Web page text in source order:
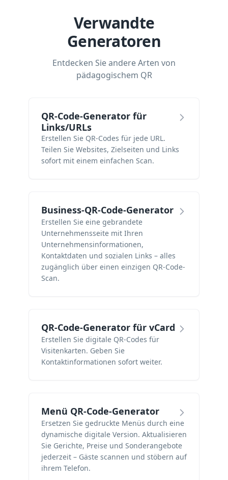
Verwandte
Generatoren
Entdecken Sie andere Arten von
pädagogischem QR
QR-Code-Generator für
Links/URLs
Erstellen Sie QR-Codes für jede URL.
Teilen Sie Websites, Zielseiten und Links
sofort mit einem einfachen Scan.
Business-QR-Code-Generator
Erstellen Sie eine gebrandete
Unternehmensseite mit Ihren
Unternehmensinformationen,
Kontaktdaten und sozialen Links – alles
zugänglich über einen einzigen QR-Code-
Scan.
QR-Code-Generator für vCard
Erstellen Sie digitale QR-Codes für
Visitenkarten. Geben Sie
Kontaktinformationen sofort weiter.
Menü QR-Code-Generator
Ersetzen Sie gedruckte Menüs durch eine
dynamische digitale Version. Aktualisieren
Sie Gerichte, Preise und Sonderangebote
jederzeit – Gäste scannen und stöbern auf
ihrem Telefon.